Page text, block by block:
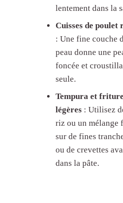
lentement dans la
Cuisses de poulet
: Une fine couche
peau donne une
foncée et
seule.
Tempura et
légères : Utilisez
riz ou un mélange
sur de fines
ou de crevettes
dans la pâte.